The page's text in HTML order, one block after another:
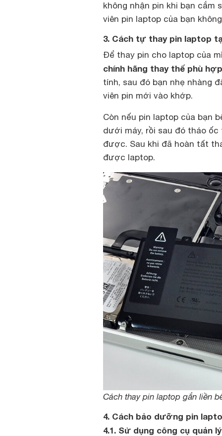
không nhận pin khi bạn cắm
viên pin laptop của bạn
3. Cách tự thay pin laptop
Để thay pin cho laptop của
chính hãng thay thế phù hợp
tính, sau đó bạn nhẹ nhàng
viên pin mới vào khớp.
Còn nếu pin laptop của bạn
dưới máy, rồi sau đó tháo
được. Sau khi đã hoàn tất
được laptop.
Cách thay pin laptop gắn liền
4. Cách bảo dưỡng pin
4.1. Sử dụng công cụ quản